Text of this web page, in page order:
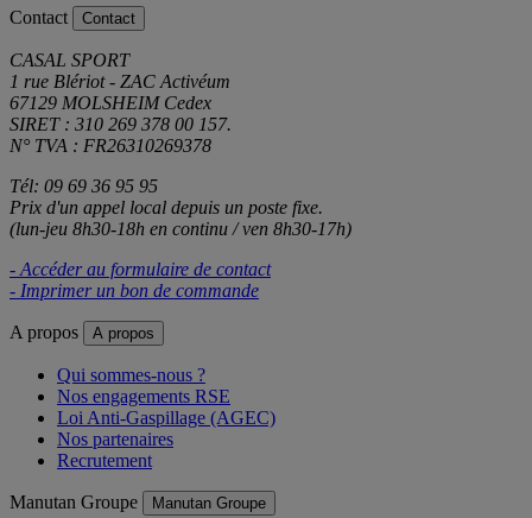
Contact Contact
CASAL SPORT
1 rue Blériot - ZAC Activéum
67129 MOLSHEIM Cedex
SIRET : 310 269 378 00 157.
N° TVA : FR26310269378
Tél: 09 69 36 95 95
Prix d'un appel local depuis un poste fixe.
(lun-jeu 8h30-18h en continu / ven 8h30-17h)
- Accéder au formulaire de contact
- Imprimer un bon de commande
A propos A propos
Qui sommes-nous ?
Nos engagements RSE
Loi Anti-Gaspillage (AGEC)
Nos partenaires
Recrutement
Manutan Groupe Manutan Groupe